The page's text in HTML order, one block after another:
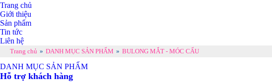
Trang chủ
Giới thiệu
Sản phẩm
Tin tức
Liên hệ
Trang chủ » DANH MỤC SẢN PHẨM » BULONG MẮT - MÓC CẨU
DANH MỤC SẢN PHẨM
Hỗ trợ khách hàng